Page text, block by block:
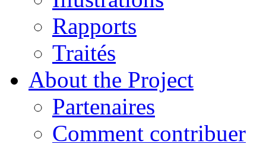
Rapports
Traités
About the Project
Partenaires
Comment contribuer